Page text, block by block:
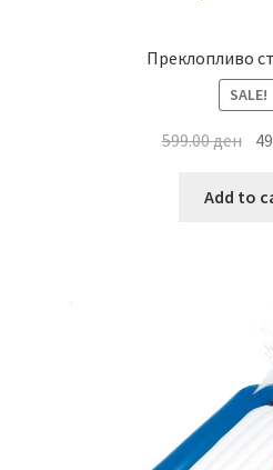
Преклопливо
SALE!
599.00ден
Add to